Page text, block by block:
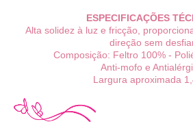
ESPECIFICAÇÕES
Alta solidez à luz e fricção,
direção sem
Composição: Feltro 100% -
Anti-mofo e
Largura aproximada